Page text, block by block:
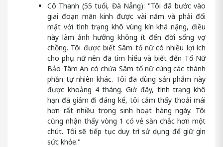
Cô Thanh (55 tuổi, Đà Nẵng): "Tôi đã bước vào
giai đoạn mãn kinh được vài năm và phải đối
mặt với tình trạng khô vùng kín khá nặng, điều
này làm ảnh hưởng không ít đến đời sống vợ
chồng. Tôi được biết Sâm tố nữ có nhiều lợi ích
cho phụ nữ nên đã tìm hiểu và biết đến Tố Nữ
Bảo Tâm An có chứa Sâm tố nữ cùng các thành
phần tự nhiên khác. Tôi đã dùng sản phẩm này
được khoảng 4 tháng. Giờ đây, tình trạng khô
hạn đã giảm đi đáng kể, tôi cảm thấy thoải mái
hơn rất nhiều trong sinh hoạt hàng ngày. Tôi
cũng nhận thấy vòng 1 có vẻ săn chắc hơn một
chút. Tôi sẽ tiếp tục duy trì sử dụng để giữ gìn
sức khỏe."